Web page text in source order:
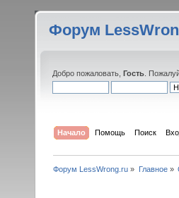
Форум
Добро пожаловать, Гость .
Начало Помощь Поиск
Форум LessWrong.ru » Главное»